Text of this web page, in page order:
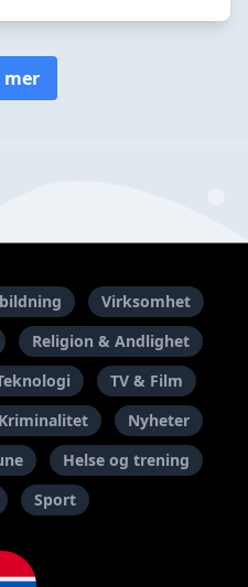
mer
Virksomhet
Religion & Andlighet
TV & Film
Kriminalitet
Nyheter
Helse og trening
Sport